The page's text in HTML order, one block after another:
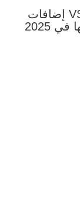
إضافات VS Code لزياده إنتاجية المبرمجين